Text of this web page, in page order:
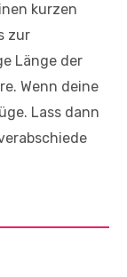
kurzen
zur
Länge der
Wenn deine
Lass dann